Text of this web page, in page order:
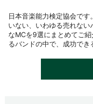
日本音楽能力検定協会で
いない、いわゆる売れな
なMCを9選にまとめてご
るバンドの中で、成功で